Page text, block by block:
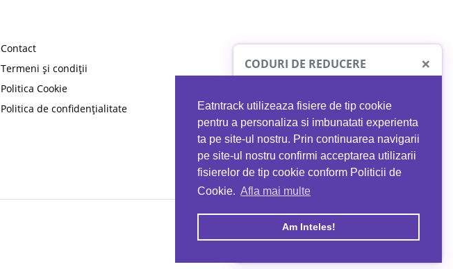
Eatntrack utilizeaza fisiere de tip cookie
pentru a personaliza si imbunatati experienta
ta pe site-ul nostru. Prin continuarea navigarii
pe site-ul nostru confirmi acceptarea utilizarii
fisierelor de tip cookie conform Politicii de
Cookie. Afla mai multe
Am Inteles!
Contact
Termeni și condiții
Politica Cookie
Politica de confidențialitate
CODURI DE REDUCERE ×
PROTO41
reducere la orice comandă
EATNTRACK
MYPROTEIN
Ai40%reducere la orice comandă
folosind codul EATTRACK